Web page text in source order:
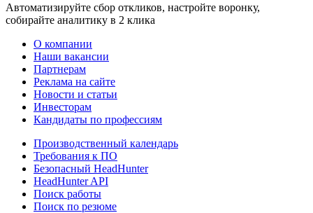
Автоматизируйте сбор откликов, настройте воронку,
собирайте аналитику в 2 клика
О компании
Наши вакансии
Партнерам
Реклама на сайте
Новости и статьи
Инвесторам
Кандидаты по профессиям
Производственный календарь
Требования к ПО
Безопасный HeadHunter
HeadHunter API
Поиск работы
Поиск по резюме